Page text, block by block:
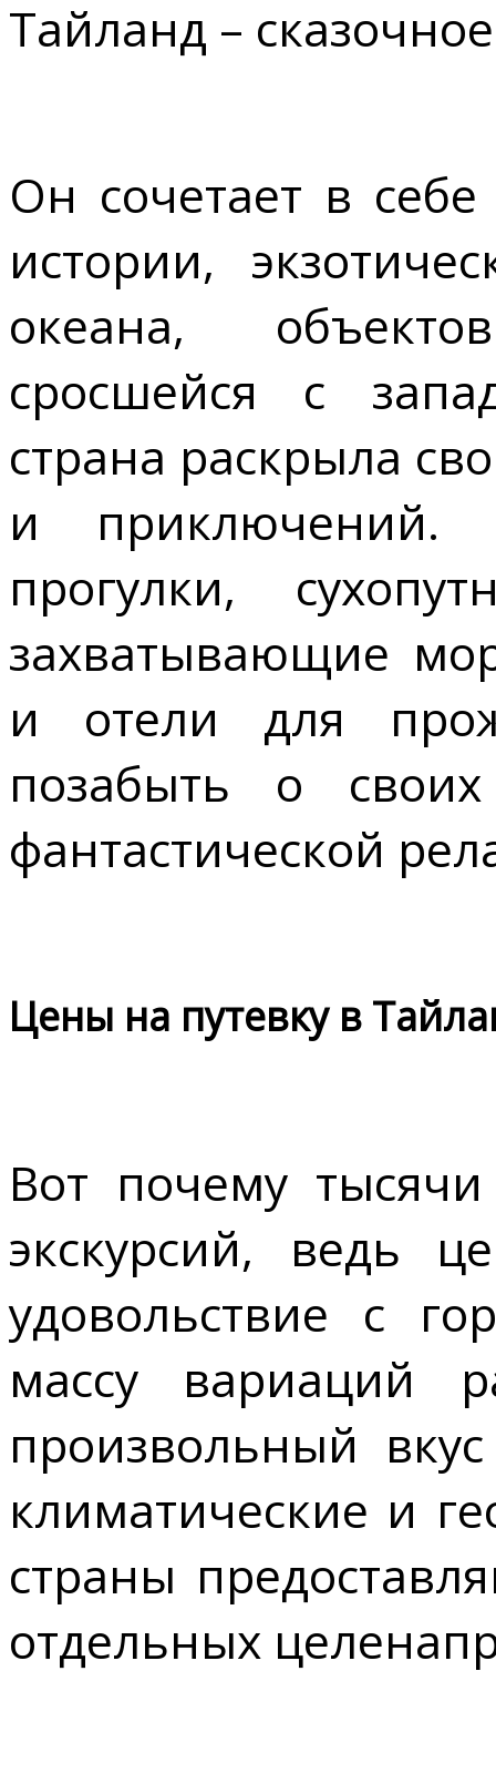
Тайланд –
Он сочетает в
истории,
океана,
сросшейся с
страна раскрыла
и приключений.
прогулки,
захватывающие
и отели для
позабыть о
фантастической
Цены на путевку в
Вот почему
экскурсий, ведь
удовольствие с
массу вариаций
произвольный
климатические и
страны
отдельных